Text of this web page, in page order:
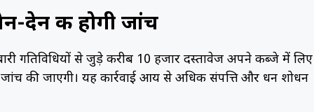
देन की होगी जांच
गतिविधियों से जुड़े करीब 10 हजार दस्तावेज अपने कब्जे में लिए
की जाएगी। यह कार्रवाई आय से अधिक संपत्ति और धन शोधन